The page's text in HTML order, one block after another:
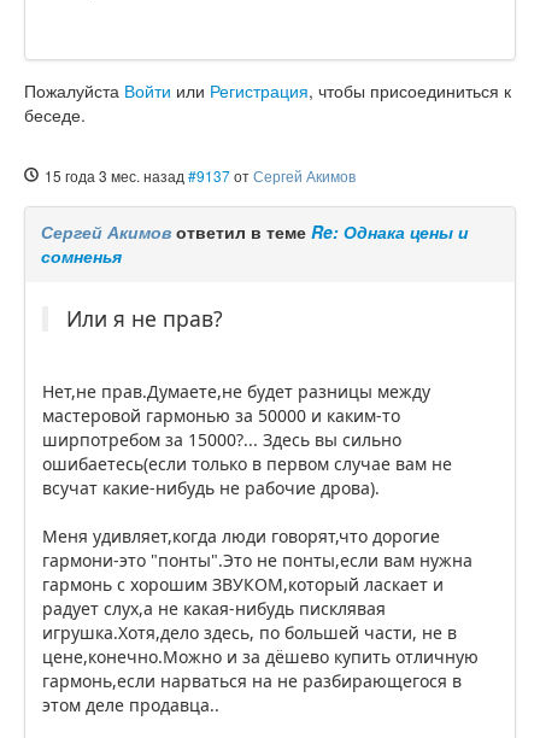
Пожалуйста Войти или Регистрация, чтобы присоединиться к
беседе.
15 года 3 мес. назад #9137отСергей Акимов
Сергей Акимов ответил в теме Re: Однака цены и
сомненья
Или я не прав?
Нет,не прав.Думаете,не будет разницы между
мастеровой гармонью за 50000 и каким-то
ширпотребом за 15000?... Здесь вы сильно
ошибаетесь(если только в первом случае вам не
всучат какие-нибудь не рабочие дрова).
Меня удивляет,когда люди говорят,что дорогие
гармони-это "понты".Это не понты,если вам нужна
гармонь с хорошим ЗВУКОМ,который ласкает и
радует слух,а не какая-нибудь писклявая
игрушка.Хотя,дело здесь, по большей части, не в
цене,конечно.Можно и за дёшево купить отличную
гармонь,если нарваться на не разбирающегося в
этом деле продавца..